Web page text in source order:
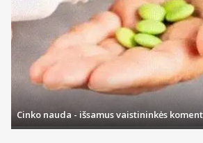
Cinko nauda - išsamus vaistininkės